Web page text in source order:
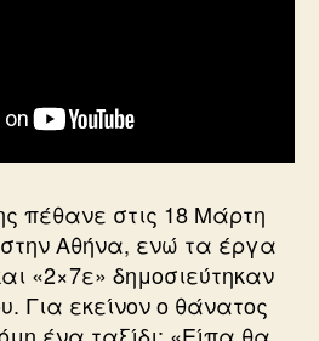
πέθανε στις 18 Μάρτη
στην Αθήνα, ενώ τα έργα
«2×7ε» δημοσιεύτηκαν
Για εκείνον ο θάνατος